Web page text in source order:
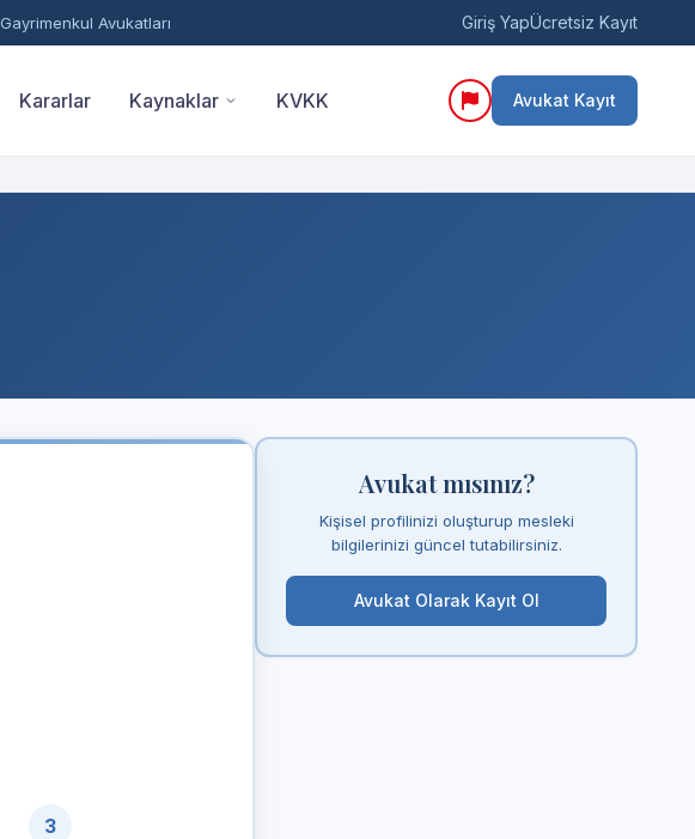
Gayrimenkul Avukatları Giriş YapÜcretsiz Kayıt
Kararlar Kaynaklar KVKK Avukat Kayıt
3
Avukat mısınız?
Kişisel profilinizi oluşturup mesleki
bilgilerinizi güncel tutabilirsiniz.
Avukat Olarak Kayıt Ol